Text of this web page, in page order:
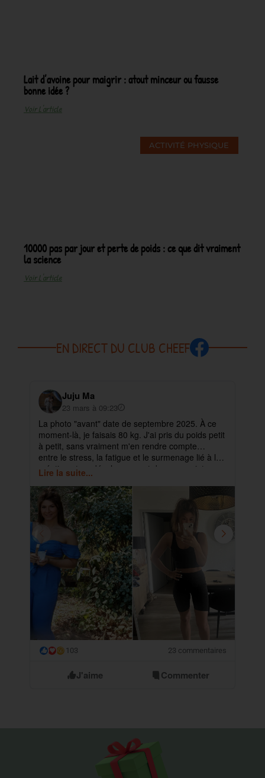
Lait d’avoine pour maigrir : atout minceur ou fausse
bonne idée ?
Voir L'article
ACTIVITÉ PHYSIQUE
10000 pas par jour et perte de poids : ce que dit vraiment
la science
Voir L'article
EN DIRECT DU CLUB CHEEF
Juju Ma
23 mars à 09:23
La photo "avant" date de septembre 2025. À ce
moment-là, je faisais 80 kg. J'ai pris du poids petit
à petit, sans vraiment m'en rendre compte…
entre le stress, la fatigue et le surmenage lié à la
création et au développement de mes projets.
Lire la suite...
😮 103 23 commentaires
J'aime Commenter